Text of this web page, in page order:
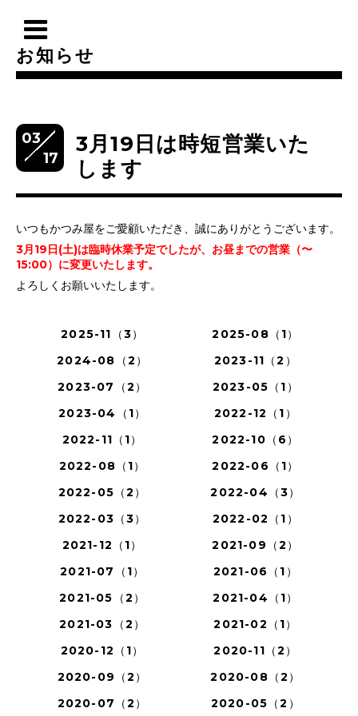
お知らせ
03
17
3月19日は時短営業いた
します
いつもかつみ屋をご愛顧いただき、誠にありがとうございます。
3月19日(土)は臨時休業予定でしたが、お昼までの営業（〜
15:00）に変更いたします。
よろしくお願いいたします。
2025-11（3）
2025-08（1）
2024-08（2）
2023-11（2）
2023-07（2）
2023-05（1）
2023-04（1）
2022-12（1）
2022-11（1）
2022-10（6）
2022-08（1）
2022-06（1）
2022-05（2）
2022-04（3）
2022-03（3）
2022-02（1）
2021-12（1）
2021-09（2）
2021-07（1）
2021-06（1）
2021-05（2）
2021-04（1）
2021-03（2）
2021-02（1）
2020-12（1）
2020-11（2）
2020-09（2）
2020-08（2）
2020-07（2）
2020-05（2）